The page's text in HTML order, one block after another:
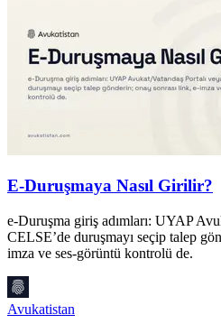
E-Duruşmaya Nasıl Girilir?
e-Duruşma giriş adımları: UYAP
CELSE’de duruşmayı seçip talep
imza ve ses-görüntü kontrolü de.
Avukatistan